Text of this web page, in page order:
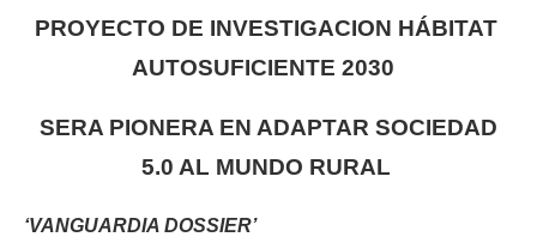
PROYECTO DE INVESTIGACION HÁBITAT
AUTOSUFICIENTE 2030
SERA PIONERA EN ADAPTAR SOCIEDAD
5.0 AL MUNDO RURAL
‘VANGUARDIA DOSSIER’